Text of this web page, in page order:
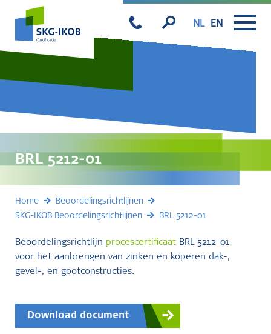
NL EN
BRL 5212-01
Home
Beoordelingsrichtlijnen
SKG-IKOB Beoordelingsrichtlijnen
BRL 5212-01
Beoordelingsrichtlijn procescertificaat BRL 5212-01
voor het aanbrengen van zinken en koperen dak-,
gevel-, en gootconstructies.
Download document